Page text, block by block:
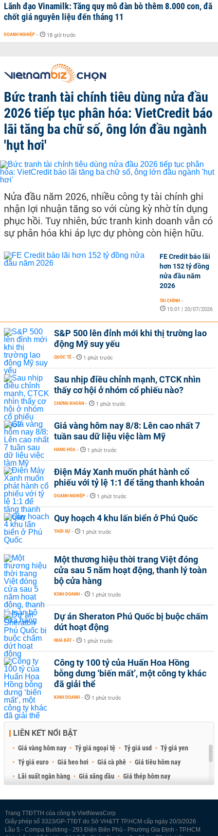
Lãnh đạo Vinamilk: Tăng quy mô đàn bò thêm 8.000 con, đã
chốt giá nguyên liệu đến tháng 11
DOANH NGHIỆP - 18 giờ trước
Bức tranh tài chính tiêu dùng nửa đầu
2026 tiếp tục phân hóa: VietCredit báo
lãi tăng ba chữ số, ông lớn đầu ngành
'hụt hơi'
Nửa đầu năm 2026, nhiều công ty tài chính ghi
nhận lợi nhuận tăng so với cùng kỳ nhờ tín dụng
phục hồi. Tuy nhiên, bức tranh kinh doanh vẫn có
sự phân hóa khi áp lực dự phòng còn hiện hữu.
FE Credit báo lãi
hơn 152 tỷ đồng
nửa đầu năm
2026
TÀI CHÍNH -
15:01 | 20/07/2026
S&P 500 lên đỉnh mới khi thị trường lao
động Mỹ suy yếu
QUỐC TẾ - 1 phút trước
Sau nhịp điều chỉnh mạnh, CTCK nhìn
thấy cơ hội ở nhóm cổ phiếu nào?
CHỨNG KHOÁN - 1 phút trước
Giá vàng hôm nay 8/8: Lên cao nhất 7
tuần sau dữ liệu việc làm Mỹ
HÀNG HÓA - 1 phút trước
Điện Máy Xanh muốn phát hành cổ
phiếu với tỷ lệ 1:1 để tăng thanh khoản
DOANH NGHIỆP - 1 phút trước
Quy hoạch 4 khu lấn biển ở Phú Quốc
THỜI SỰ - 1 phút trước
Một thương hiệu thời trang Việt đóng
cửa sau 5 năm hoạt động, thanh lý toàn
bộ cửa hàng
KINH DOANH - 1 phút trước
Dự án Sheraton Phú Quốc bị buộc chấm
dứt hoạt động
NHÀ ĐẤT - 1 phút trước
Công ty 100 tỷ của Huấn Hoa Hồng
bỗng dưng ‘biến mất’, một công ty khác
đã giải thể
KINH DOANH - 1 phút trước
LIÊN KẾT NỔI BẬT
Giá vàng hôm nay Tỷ giá ngoại tệ Tỷ giá usd
Tỷ giá yen
Tỷ giá euro
Giá heo hơi Giá cà phê
Giá tiêu hôm nay
Lãi suất ngân hàng
Giá xăng dầu
Giá thép hôm nay
Trang TTĐTTH của công ty VietNewsCorp
Giấy phép số 3323/GP-TTĐT do Sở VH&TT TP.HCM cấp ngày 20/3/2026
Lầu 5 - Compa Building - 293 Điện Biên Phủ - Phường Gia Định - TP.HCM